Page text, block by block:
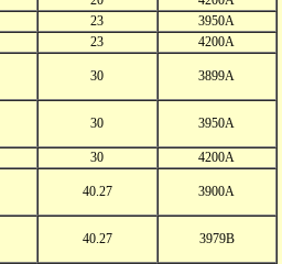
23
3950A
23 4200A
30 3899A
30 3950A
30 4200A
40.27 3900A
40.27 3979B